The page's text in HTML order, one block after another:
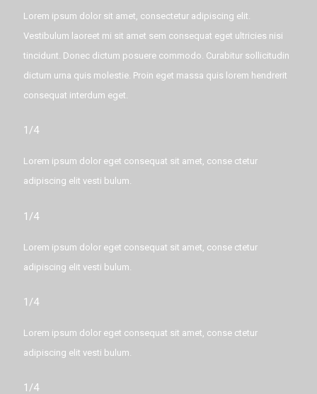
Lorem ipsum dolor sit amet, consectetur adipiscing elit.
Vestibulum laoreet mi sit amet sem consequat eget ultricies nisi
tincidunt. Donec dictum posuere commodo. Curabitur sollicitudin
dictum urna quis molestie. Proin eget massa quis lorem hendrerit
consequat interdum eget.
1/4
Lorem ipsum dolor eget consequat sit amet, conse ctetur
adipiscing elit vesti bulum.
1/4
Lorem ipsum dolor eget consequat sit amet, conse ctetur
adipiscing elit vesti bulum.
1/4
Lorem ipsum dolor eget consequat sit amet, conse ctetur
adipiscing elit vesti bulum.
1/4